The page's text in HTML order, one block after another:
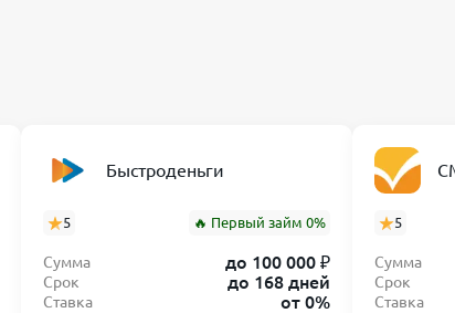
Быстроденьги
5 🔥 Первый займ 0%
Сумма до 100 000 ₽
Срок до 168 дней
Ставка от 0%
5
Сумма
Срок
Ставка